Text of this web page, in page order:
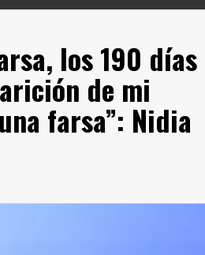
los 190 días
de mi
farsa”: Nidia